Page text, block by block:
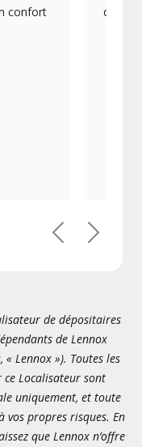
confort
PrécédentSuivant
de dépositaires
de Lennox
Lennox »). Toutes les
Localisateur sont
uniquement, et toute
propres risques. En
que Lennox n’offre